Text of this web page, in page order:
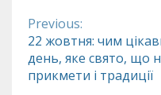
Continue
Reading
Previous:
22 жовтня: чим
день, яке свято, що
прикмети і традиції